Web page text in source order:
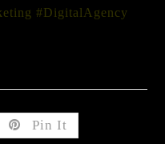
#DigitalAgency
Pin It